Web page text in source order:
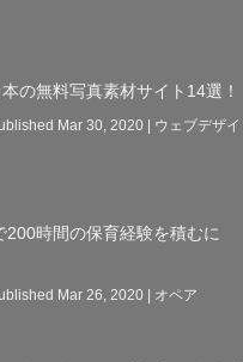
の無料写真素材サイト14選！
Mar 30, 2020
ウェブデザイ
200時間の保育経験を積むに
Mar 26, 2020 オペア